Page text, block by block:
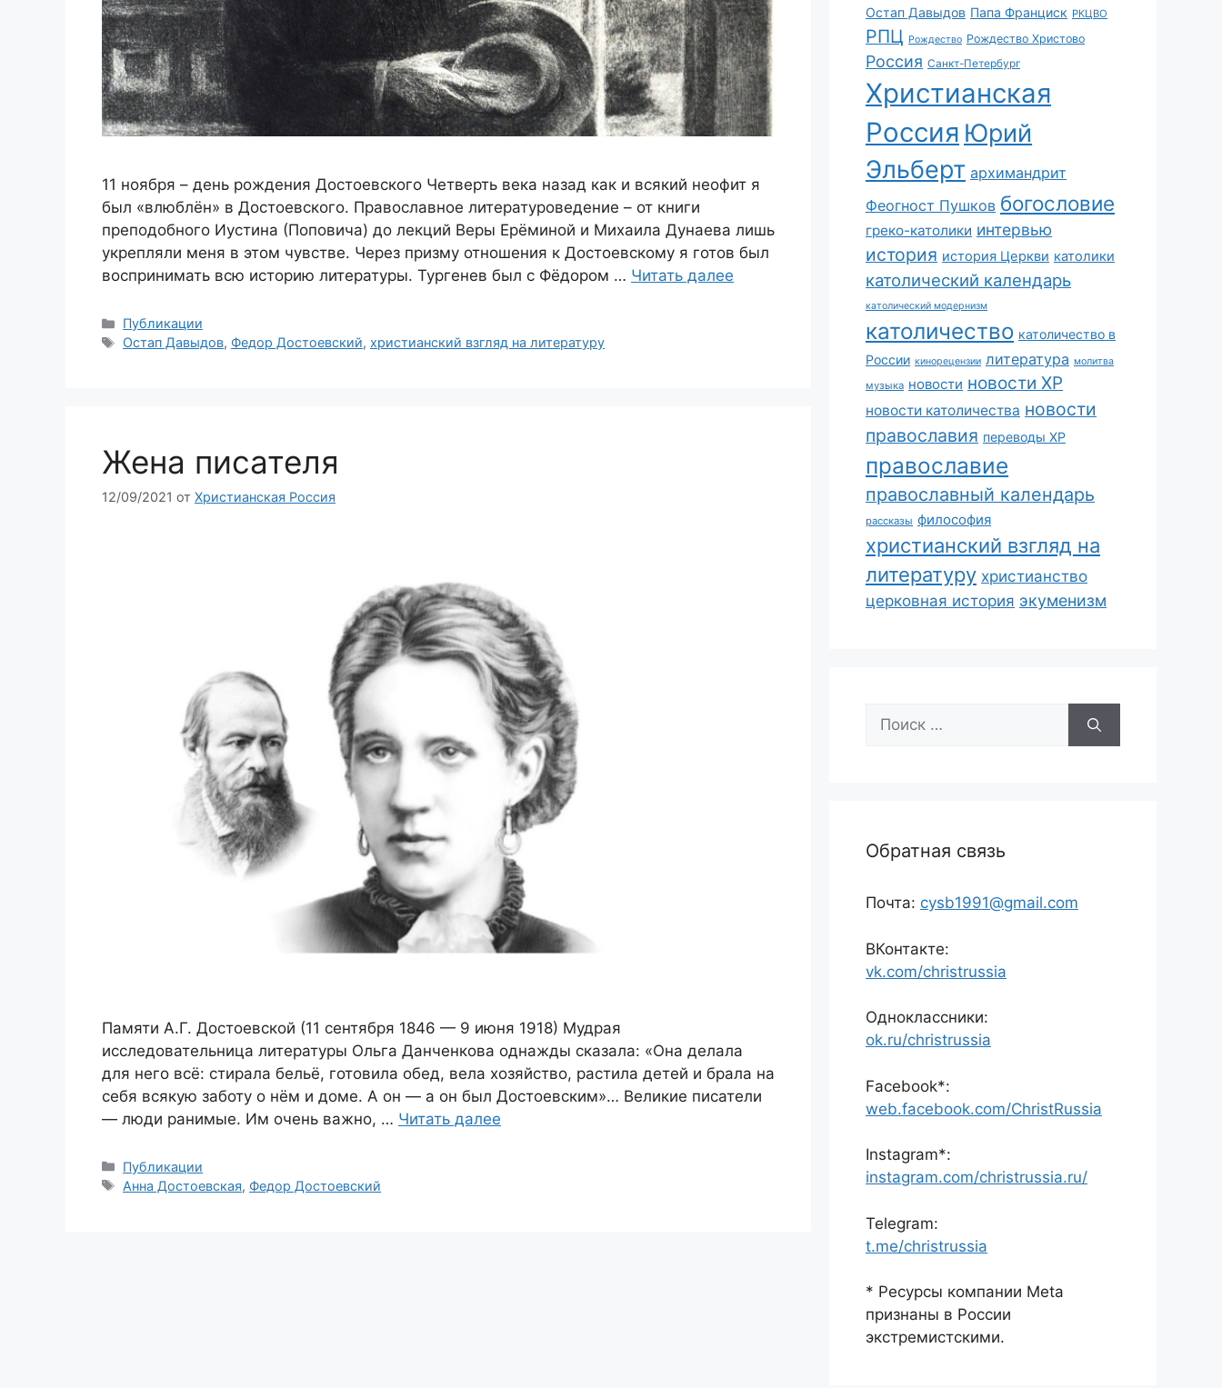
11 ноября – день рождения Достоевского Четверть века назад как и всякий неофит я
был «влюблён» в Достоевского. Православное литературоведение – от книги
преподобного Иустина (Поповича) до лекций Веры Ерёминой и Михаила Дунаева лишь
укрепляли меня в этом чувстве. Через призму отношения к Достоевскому я готов был
воспринимать всю историю литературы. Тургенев был с Фёдором … Читать далее
Рубрики
Публикации
Метки
Остап Давыдов, Федор Достоевский,христианский взгляд на литературу
Жена писателя
12/09/2021 от Христианская Россия
Памяти А.Г. Достоевской (11 сентября 1846 — 9 июня 1918) Мудрая
исследовательница литературы Ольга Данченкова однажды сказала: «Она делала
для него всё: стирала бельё, готовила обед, вела хозяйство, растила детей и брала на
себя всякую заботу о нём и доме. А он — а он был Достоевским»… Великие писатели
— люди ранимые. Им очень важно, … Читать далее
Рубрики
Публикации
Метки
Анна Достоевская, Федор Достоевский
Остап Давыдов Папа Франциск РКЦВО
РПЦ Рождество Рождество Христово
Россия Санкт-Петербург
Христианская
Россия Юрий
Эльберт архимандрит
Феогност Пушков богословие
греко-католики интервью
история история Церкви католики
католический календарь
католический модернизм
католичество католичество в
России кинорецензии литература молитва
музыка новости новости ХР
новости католичества новости
православия переводы ХР
православие
православный календарь
рассказы философия
христианский взгляд на
литературу христианство
церковная история экуменизм
Поиск:
Обратная связь
Почта: cysb1991@gmail.com
ВКонтакте:
vk.com/christrussia
Одноклассники:
ok.ru/christrussia
Facebook*:
web.facebook.com/ChristRussia
Instagram*:
instagram.com/christrussia.ru/
Telegram:
t.me/christrussia
* Ресурсы компании Meta
признаны в России
экстремистскими.